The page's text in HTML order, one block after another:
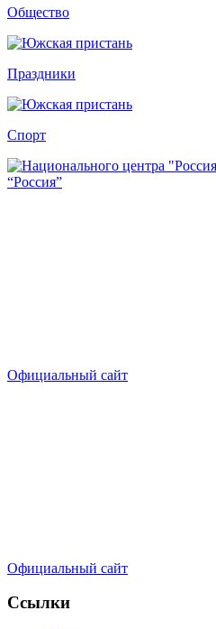
Общество
Праздники
Спорт
“Россия”
Официальный сайт
Официальный сайт
Ссылки